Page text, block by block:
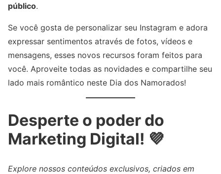
público.
Se você gosta de personalizar seu Instagram e adora
expressar sentimentos através de fotos, vídeos e
mensagens, esses novos recursos foram feitos para
você. Aproveite todas as novidades e compartilhe seu
lado mais romântico neste Dia dos Namorados!
Desperte o poder do
Marketing Digital! 💜
Explore nossos conteúdos exclusivos, criados em